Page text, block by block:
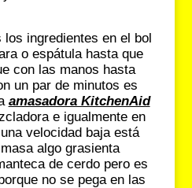
ingredientes en el bol
o espátula hasta que
con las manos hasta
un par de minutos es
amasadora KitchenAid
e igualmente en
velocidad baja está
algo grasienta
de cerdo pero es
no se pega en las